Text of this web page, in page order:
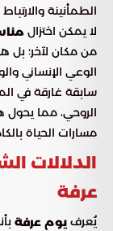
الطمأنينة
لا يمكن اختزال
من مكان لآخر؛
الوعي الإنساني
سابقة غارقة في
الروحي، مما يحول
مسارات الحياة
الدلالات
عرفة
يُعرف يوم عرفة